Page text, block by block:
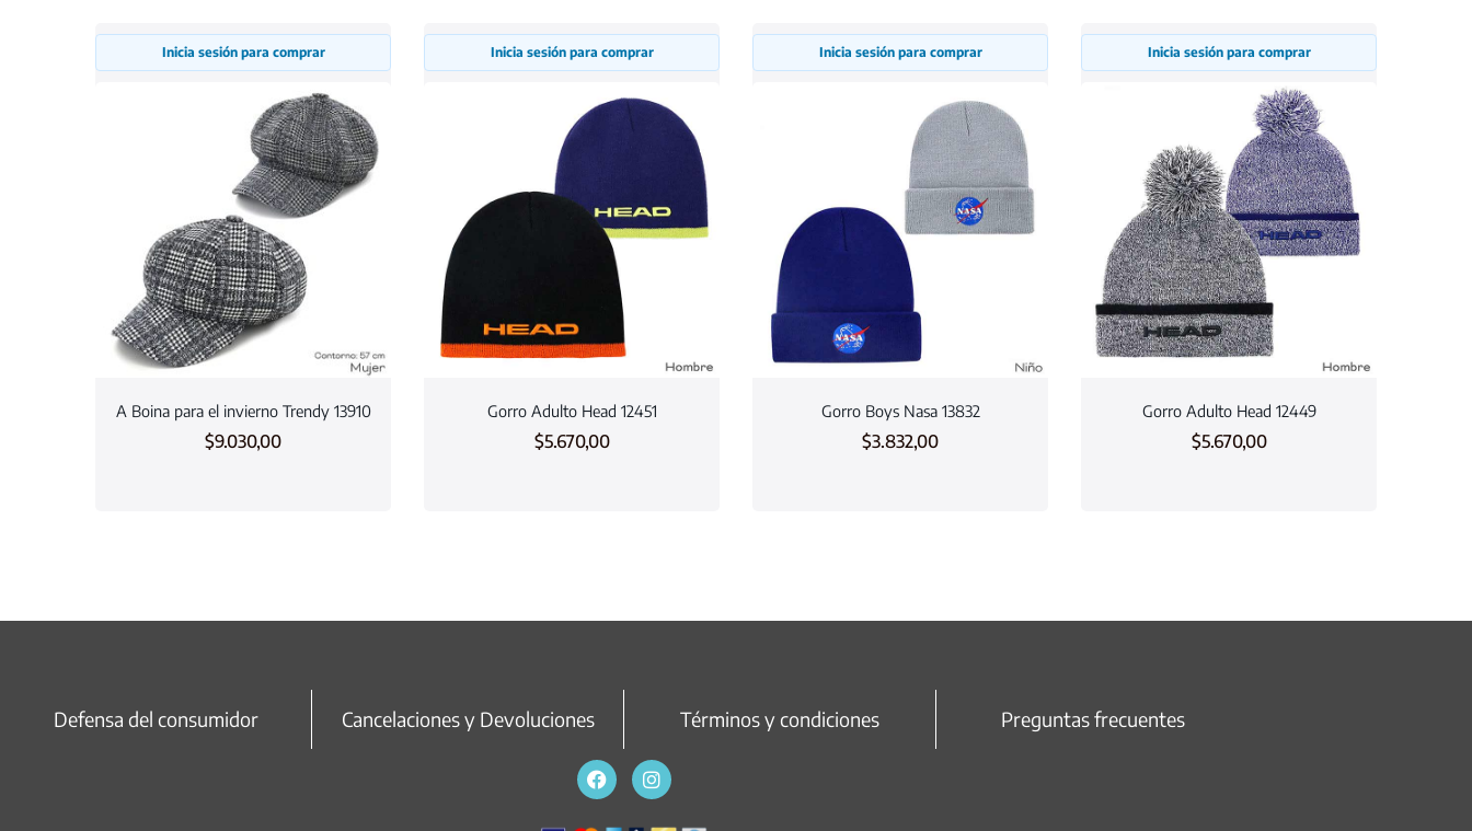
Inicia sesión para comprar
A Boina para el invierno Trendy 13910
$9.030,00
Inicia sesión para comprar
Gorro Adulto Head 12451
$5.670,00
Inicia sesión para comprar
Gorro Boys Nasa 13832
$3.832,00
Inicia sesión para comprar
Gorro Adulto Head 12449
$5.670,00
Defensa del consumidor Cancelaciones y Devoluciones Términos y condiciones Preguntas frecuentes